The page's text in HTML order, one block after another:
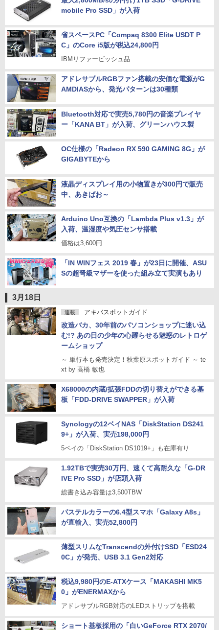
mobile Pro SSD」が入荷
省スペースPC「Compaq 8300 Elite USDT P
C」のCore i5版が税込24,800円
IBMリファービッシュ品
アドレサブルRGBファン搭載の安価な電源がG
AMDIASから、発光パターンは30種類
Bluetooth対応で実売5,780円の音楽プレイヤ
ー「KANA BT」が入荷、グリーンハウス製
OC仕様の「Radeon RX 590 GAMING 8G」が
GIGABYTEから
液晶ディスプレイ用の小物置きが300円で販売
中、あきばお～
Arduino Uno互換の「Lambda Plus v1.3」が
入荷、温湿度や気圧センサ搭載
価格は3,600円
「IN WINフェス 2019 春」が23日に開催、ASU
Sの超弩級マザーを使った組み立て実演もあり
3月18日
連載 アキバスポットガイド
改造バカ、30年前のパソコンショップに迷い込
む!? あの日の少年の心躍らせる魅惑のレトロゲ
ームショップ
～ 単行本も発売決定！秋葉原スポットガイド ～ te
xt by 高橋 敏也
X68000の内蔵/拡張FDDの切り替えができる基
板「FDD-DRIVE SWAPPER」が入荷
Synologyの12ベイNAS「DiskStation DS241
9+」が入荷、実売198,000円
5ベイの「DiskStation DS1019+」も在庫有り
1.92TBで実売30万円、速くて高耐久な「G-DR
IVE Pro SSD」が店頭入荷
総書き込み容量は3,500TBW
パステルカラーの6.4型スマホ「Galaxy A8s」
が直輸入、実売52,800円
薄型スリムなTranscendの外付けSSD「ESD24
0C」が発売、USB 3.1 Gen2対応
税込9,980円のE-ATXケース「MAKASHI MK5
0」がENERMAXから
アドレサブルRGB対応のLEDストリップを搭載
ショート基板採用の「白いGeForce RTX 2070/